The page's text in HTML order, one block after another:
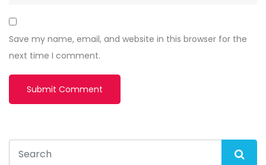
Save my name, email, and website in this browser for the
next time I comment.